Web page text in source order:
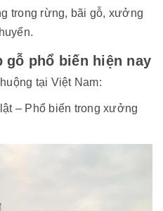
trong rừng, bãi gỗ, xưởng
gỗ phổ biến hiện nay
tại Việt Nam:
– Phổ biến trong xưởng